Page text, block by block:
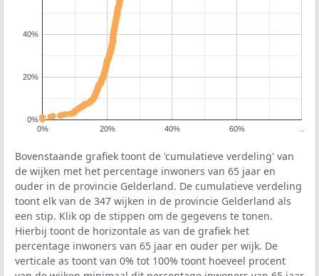
0% 20% 40% 60%
0%
20%
40%
Bovenstaande grafiek toont de 'cumulatieve verdeling' van
de wijken met het percentage inwoners van 65 jaar en
ouder in de provincie Gelderland. De cumulatieve verdeling
toont elk van de 347 wijken in de provincie Gelderland als
een stip. Klik op de stippen om de gegevens te tonen.
Hierbij toont de horizontale as van de grafiek het
percentage inwoners van 65 jaar en ouder per wijk. De
verticale as toont van 0% tot 100% toont hoeveel procent